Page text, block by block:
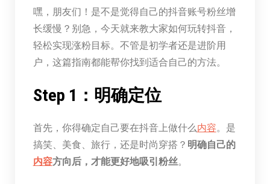
嘿，朋友们！是不是觉得自己的抖音账号粉丝增
长缓慢？别急，今天就来教大家如何玩转抖音，
轻松实现涨粉目标。不管是初学者还是进阶用
户，这篇指南都能帮你找到适合自己的方法。
Step 1：明确定位
首先，你得确定自己要在抖音上做什么内容。是
搞笑、美食、旅行，还是时尚穿搭？ 明确自己的
内容方向后，才能更好地吸引粉丝。